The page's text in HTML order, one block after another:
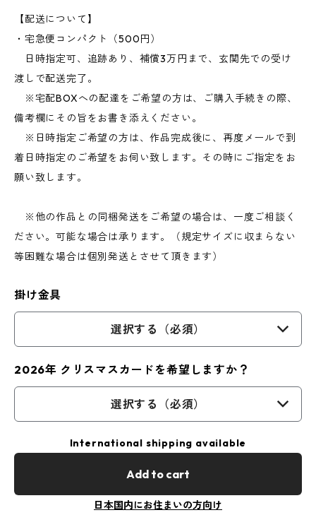
【配送について】
・宅急便コンパクト（500円）
日時指定可、追跡あり、補償3万円まで、玄関先での受け
渡しで配送完了。
※宅配BOXへの配達をご希望の方は、ご購入手続きの際、
備考欄にその旨をお書き添えください。
※日時指定ご希望の方は、作品完成後に、再度メールで到
着日時指定のご希望をお伺い致します。その時にご指定をお
願い致します。
※他の作品との同梱発送をご希望の場合は、一度ご相談く
ださい。可能な場合は承ります。（規定サイズに収まらない
等困難な場合は個別発送とさせて頂きます）
掛け金具
選択する（必須）
2026年 クリスマスカードを希望しますか？
選択する（必須）
International shipping available
Add to cart
日本国内にお住まいの方向け